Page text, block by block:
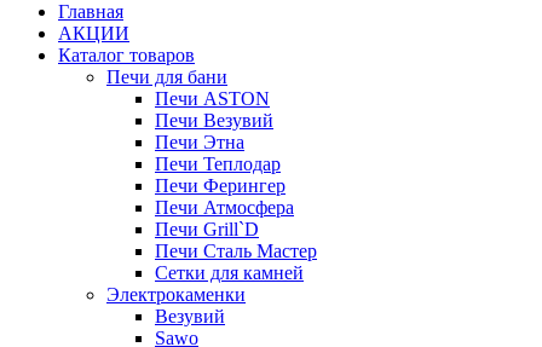
Главная
АКЦИИ
Каталог товаров
Печи для бани
Печи ASTON
Печи Везувий
Печи Этна
Печи Теплодар
Печи Ферингер
Печи Атмосфера
Печи Grill`D
Печи Сталь Мастер
Сетки для камней
Электрокаменки
Везувий
Sawo